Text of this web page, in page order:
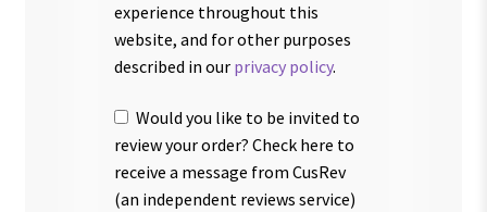
experience throughout this
website, and for other purposes
described in our privacy policy.
Would you like to be invited to
review your order? Check here to
receive a message from CusRev
(an independent reviews service)